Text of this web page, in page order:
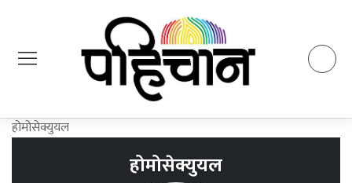
होमोसेक्युयल
होमोसेक्युयल